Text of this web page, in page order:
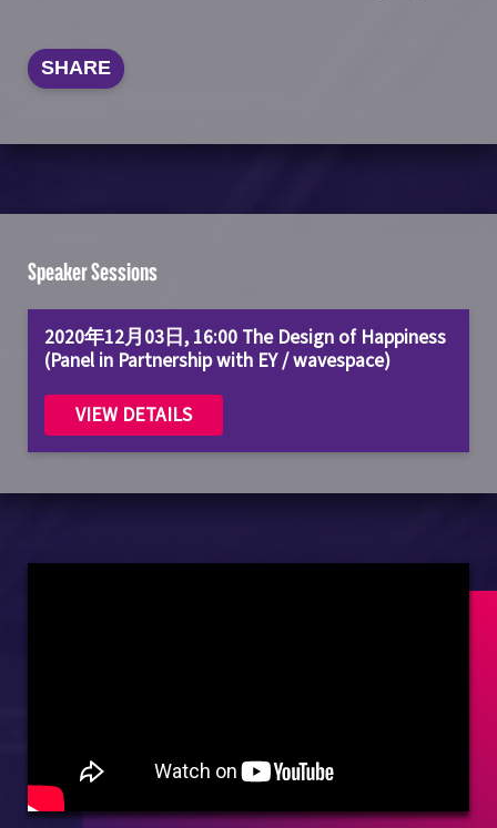
SHARE
Speaker Sessions
2020年12月03日, 16:00 The Design of Happiness
(Panel in Partnership with EY / wavespace)
VIEW DETAILS